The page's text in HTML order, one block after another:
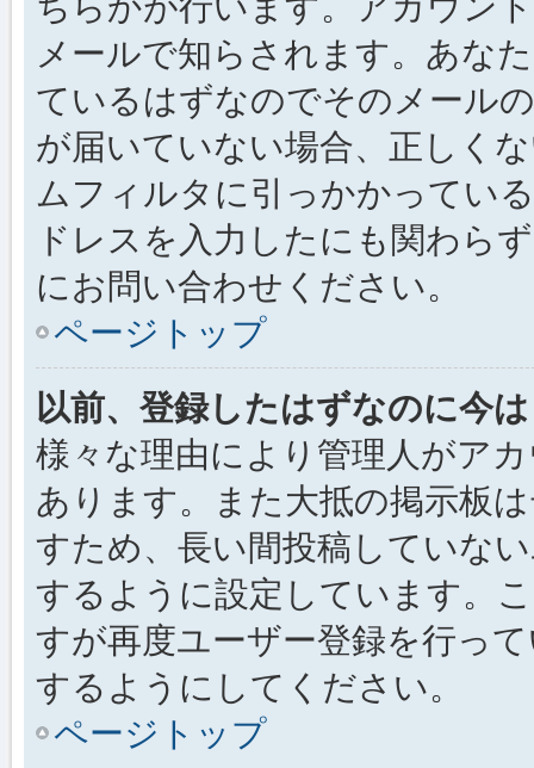
メールで知らされます。あな
ているはずなのでそのメール
が届いていない場合、正しく
ムフィルタに引っかかってい
ドレスを入力したにも関わら
にお問い合わせください。
ページトップ
以前、登録したはずなのに今
様々な理由により管理人がア
あります。また大抵の掲示板
すため、長い間投稿していな
するように設定しています。
すが再度ユーザー登録を行っ
するようにしてください。
ページトップ